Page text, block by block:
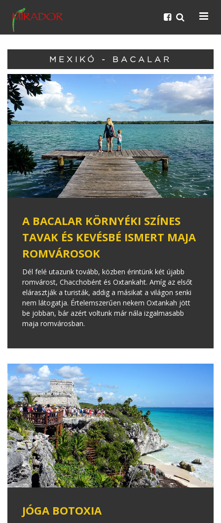
MEXIKÓ - BACALAR
A BACALAR KÖRNYÉKI SZÍNES
TAVAK ÉS KEVÉSBÉ ISMERT MAJA
ROMVÁROSOK
Dél felé utazunk tovább, közben érintünk két újabb
romvárost, Chacchobént és Oxtankaht. Amíg az elsőt
elárasztják a turisták, addig a másikat a világon senki
nem látogatja. Értelemszerűen nekem Oxtankah jött
be jobban, bár azért voltunk már nála izgalmasabb
maja romvárosban.
JÓGA BOTOXIA